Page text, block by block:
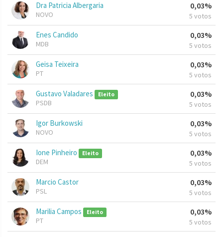
Dra Patricia Albergaria
NOVO
0,03%
5 votos
Enes Candido
MDB
0,03%
5 votos
Geisa Teixeira
PT
0,03%
5 votos
Gustavo Valadares Eleito
PSDB
0,03%
5 votos
Igor Burkowski
NOVO
0,03%
5 votos
Ione Pinheiro Eleito
DEM
0,03%
5 votos
Marcio Castor
PSL
0,03%
5 votos
Marilia Campos Eleito
PT
0,03%
5 votos